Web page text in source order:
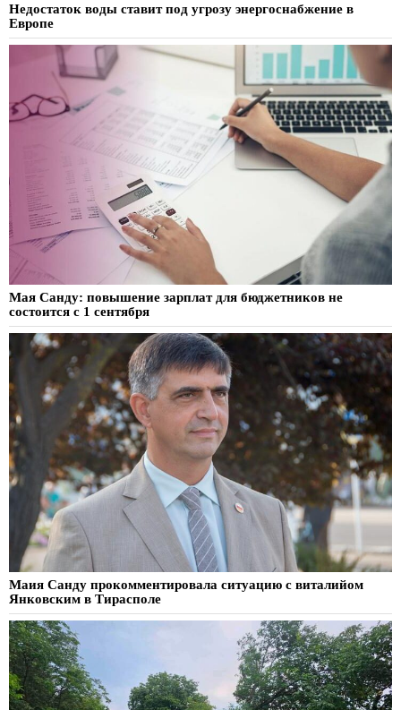
Недостаток воды ставит под угрозу энергоснабжение в
Европе
Мая Санду: повышение зарплат для бюджетников не
состоится с 1 сентября
Маия Санду прокомментировала ситуацию с виталийом
Янковским в Тирасполе